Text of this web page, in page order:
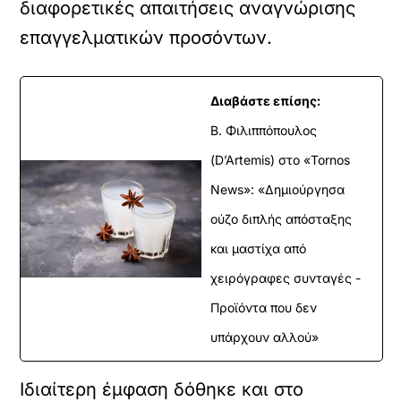
διαφορετικές απαιτήσεις αναγνώρισης
επαγγελματικών προσόντων.
Διαβάστε επίσης:
Β. Φιλιππόπουλος
(D’Artemis) στο «Tornos
News»: «Δημιούργησα
ούζο διπλής απόσταξης
και μαστίχα από
χειρόγραφες συνταγές -
Προϊόντα που δεν
υπάρχουν αλλού»
Ιδιαίτερη έμφαση δόθηκε και στο